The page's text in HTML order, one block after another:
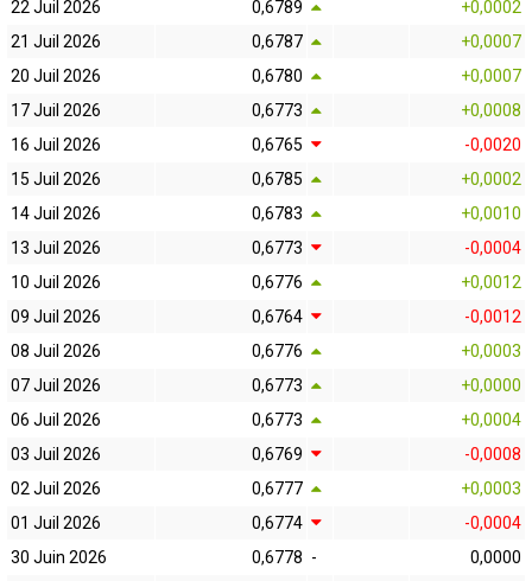
22 Juil 2026
0,6789
+0,0002
21 Juil 2026
0,6787
+0,0007
20 Juil 2026
0,6780
+0,0007
17 Juil 2026
0,6773
+0,0008
16 Juil 2026
0,6765
-0,0020
15 Juil 2026
0,6785
+0,0002
14 Juil 2026
0,6783
+0,0010
13 Juil 2026
0,6773
-0,0004
10 Juil 2026
0,6776
+0,0012
09 Juil 2026
0,6764
-0,0012
08 Juil 2026
0,6776
+0,0003
07 Juil 2026
0,6773
+0,0000
06 Juil 2026
0,6773
+0,0004
03 Juil 2026
0,6769
-0,0008
02 Juil 2026
0,6777
+0,0003
01 Juil 2026
0,6774
-0,0004
30 Juin 2026
0,6778 -
0,0000